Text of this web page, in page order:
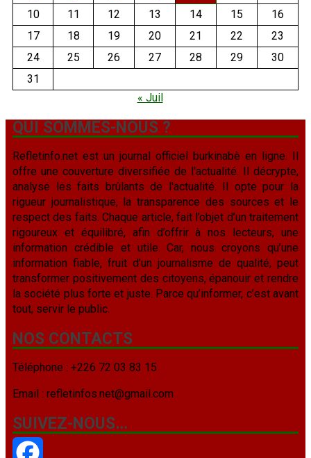
10
11 12 13 14 15
16
17
18 19 20 21 22
23
24
25 26 27 28 29
30
31
« Juil
QUI SOMMES-NOUS ?
Refletinfo.net est un journal officiel burkinabè en ligne. Il
offre une couverture diversifiée de l'actualité. Il décrypte,
analyse les faits brûlants de l'actualité. Il opte pour la
rigueur journalistique, la transparence des sources et le
respect des faits. Chaque article, fait l’objet d’un traitement
rigoureux et équilibré, afin d’offrir à nos lecteurs, une
information crédible et utile. Car, nous croyons qu’une
information fiable, fruit d’un journalisme de qualité, peut
transformer positivement des citoyens, épanouir et rendre
la société plus forte et juste. Parce qu’informer, c’est avant
tout, servir le public.
NOS CONTACTS
Téléphone : +226 72 03 83 15
Email : refletinfos.net@gmail.com
SUIVEZ-NOUS…